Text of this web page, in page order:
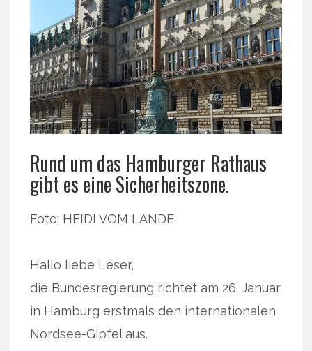
Rund um das Hamburger Rathaus
gibt es eine Sicherheitszone.
Foto: HEIDI VOM LANDE
Hallo liebe Leser,
die Bundesregierung richtet am 26. Januar
in Hamburg erstmals den internationalen
Nordsee-Gipfel aus.